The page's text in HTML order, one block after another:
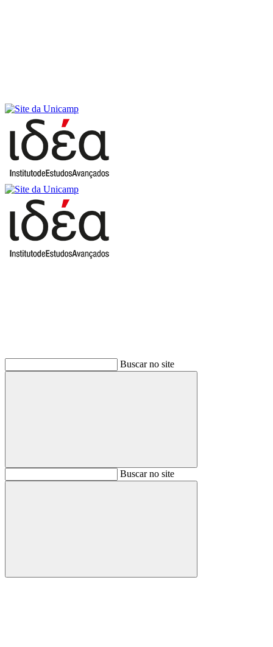
Buscar no site
BuscarBuscar no site
Buscar